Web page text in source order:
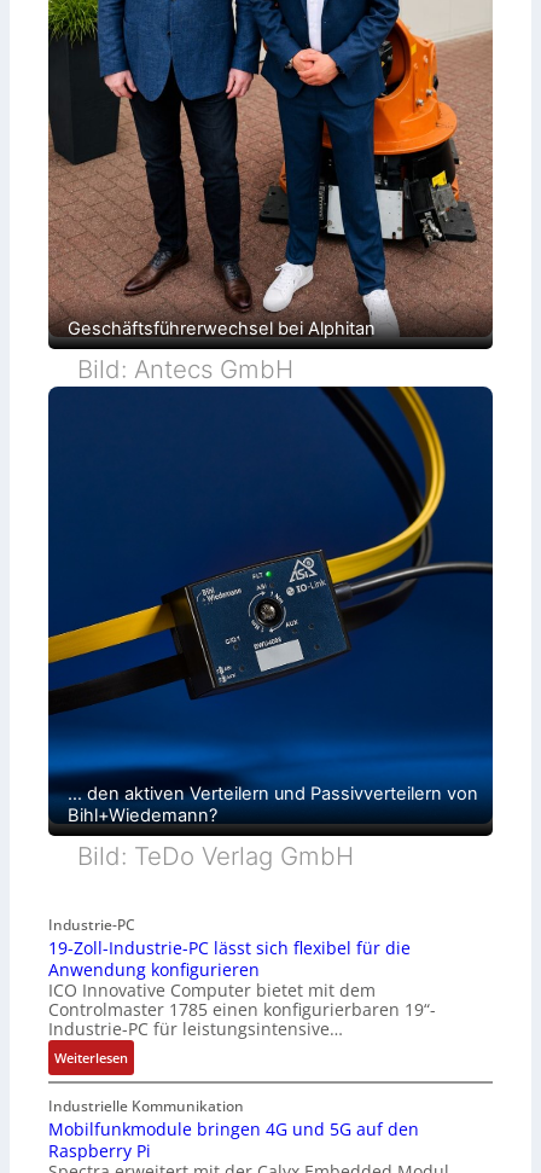
Geschäftsführerwechsel bei Alphitan
Bild: Antecs GmbH
… den aktiven Verteilern und Passivverteilern von
Bihl+Wiedemann?
Bild: TeDo Verlag GmbH
Industrie-PC
19-Zoll-Industrie-PC lässt sich flexibel für die
Anwendung konfigurieren
ICO Innovative Computer bietet mit dem
Controlmaster 1785 einen konfigurierbaren 19“-
Industrie-PC für leistungsintensive…
Weiterlesen:
1
9
-
Z
Industrielle Kommunikation
Mobilfunkmodule bringen 4G und 5G auf den
Raspberry Pi